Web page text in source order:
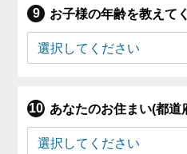
お子様の年齢を教えて
あなたのお住まい(都